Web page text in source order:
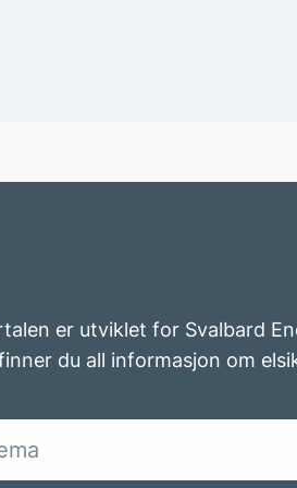
er utviklet for Svalbard
du all informasjon om